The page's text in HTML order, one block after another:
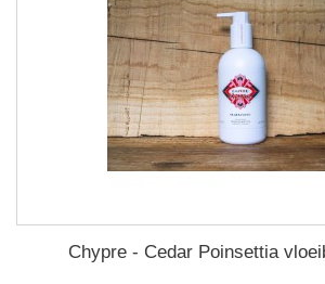
Chypre - Cedar Poinsettia